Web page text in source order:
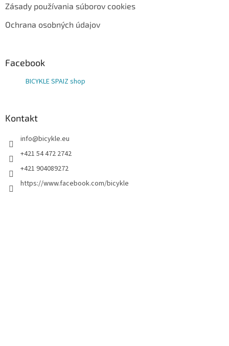
Zásady používania súborov cookies
Ochrana osobných údajov
Facebook
BICYKLE SPAIZ shop
Kontakt
info@bicykle.eu
+421 54 472 2742
+421 904089272
https://www.facebook.com/bicykle